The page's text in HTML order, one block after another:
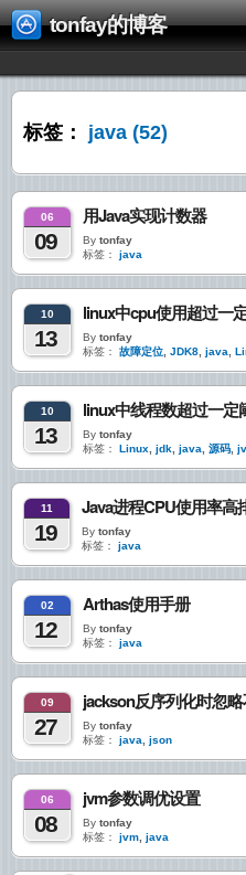
tonfay的博客
标签： java (52)
06
09
用Java实现计数器
By tonfay
标签：
java
10
13
linux中cpu使用超过一
By tonfay
标签：
故障定位 JDK8 java
10
13
linux中线程数超过一定
By tonfay
标签：
Linux jdk java 源码
11
19
Java进程CPU使用率高
By tonfay
标签：
java
02
12
Arthas使用手册
By tonfay
标签：
java
09
27
jackson反序列化时忽
By tonfay
标签：
java json
06
08
jvm参数调优设置
By tonfay
标签：
jvm java